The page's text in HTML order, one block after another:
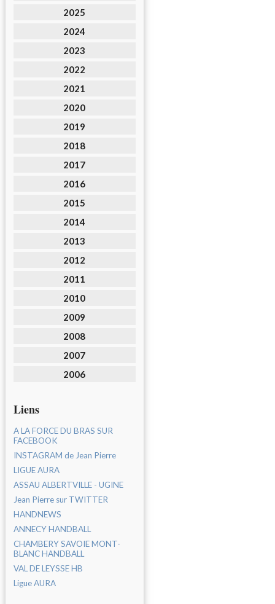
2025
2024
2023
2022
2021
2020
2019
2018
2017
2016
2015
2014
2013
2012
2011
2010
2009
2008
2007
2006
Liens
A LA FORCE DU BRAS SUR
FACEBOOK
INSTAGRAM de Jean Pierre
LIGUE AURA
ASSAU ALBERTVILLE - UGINE
Jean Pierre sur TWITTER
HANDNEWS
ANNECY HANDBALL
CHAMBERY SAVOIE MONT-
BLANC HANDBALL
VAL DE LEYSSE HB
Ligue AURA